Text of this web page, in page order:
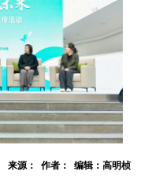
来源： 作者： 编辑：高明桢